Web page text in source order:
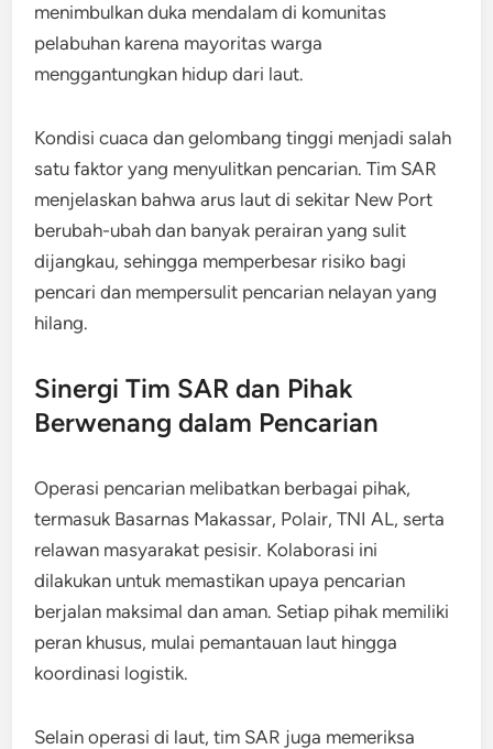
menimbulkan duka mendalam di komunitas
pelabuhan karena mayoritas warga
menggantungkan hidup dari laut.
Kondisi cuaca dan gelombang tinggi menjadi salah
satu faktor yang menyulitkan pencarian. Tim SAR
menjelaskan bahwa arus laut di sekitar New Port
berubah-ubah dan banyak perairan yang sulit
dijangkau, sehingga memperbesar risiko bagi
pencari dan mempersulit pencarian nelayan yang
hilang.
Sinergi Tim SAR dan Pihak
Berwenang dalam Pencarian
Operasi pencarian melibatkan berbagai pihak,
termasuk Basarnas Makassar, Polair, TNI AL, serta
relawan masyarakat pesisir. Kolaborasi ini
dilakukan untuk memastikan upaya pencarian
berjalan maksimal dan aman. Setiap pihak memiliki
peran khusus, mulai pemantauan laut hingga
koordinasi logistik.
Selain operasi di laut, tim SAR juga memeriksa